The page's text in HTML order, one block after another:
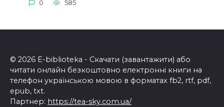
0 585
© 2026 E-biblioteka - Скачати (завантажити) або
читати онлайн безкоштовно електронні книги на
телефон українською мовою в форматах fb2, rtf, pdf,
epub, txt.
Партнер: https://tea-sky.com.ua/